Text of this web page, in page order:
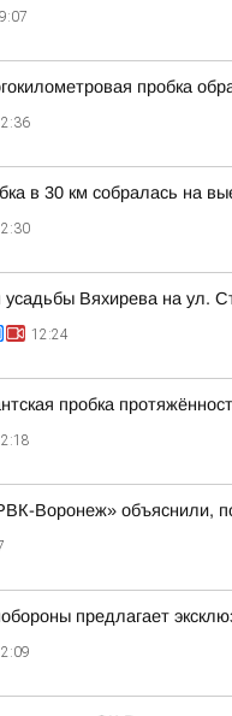
пробка
в 30 км собралась на
Вяхирева на ул.
12:24
пробка
Воронеж» объяснили,
предлагает